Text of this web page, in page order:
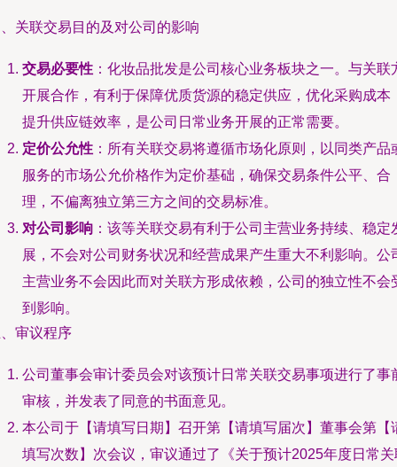
关联交易目的及对公司的影响
交易必要性 ：化妆品批发是公司核心业务板块之一。与关联
开展合作，有利于保障优质货源的稳定供应，优化采购成本
提升供应链效率，是公司日常业务开展的正常需要。
定价公允性 ：所有关联交易将遵循市场化原则，以同类产品
服务的市场公允价格作为定价基础，确保交易条件公平、合
理，不偏离独立第三方之间的交易标准。
对公司影响 ：该等关联交易有利于公司主营业务持续、稳定
展，不会对公司财务状况和经营成果产生重大不利影响。公
主营业务不会因此而对关联方形成依赖，公司的独立性不会
到影响。
审议程序
公司董事会审计委员会对该预计日常关联交易事项进行了事
审核，并发表了同意的书面意见。
本公司于【请填写日期】召开第【请填写届次】董事会第【
填写次数】次会议，审议通过了《关于预计2025年度日常关